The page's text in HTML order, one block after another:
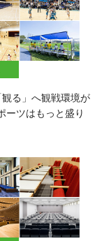
観る」へ観戦環境が
ーツはもっと盛り